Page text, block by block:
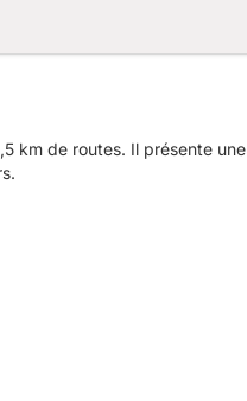
km de routes. Il présente une